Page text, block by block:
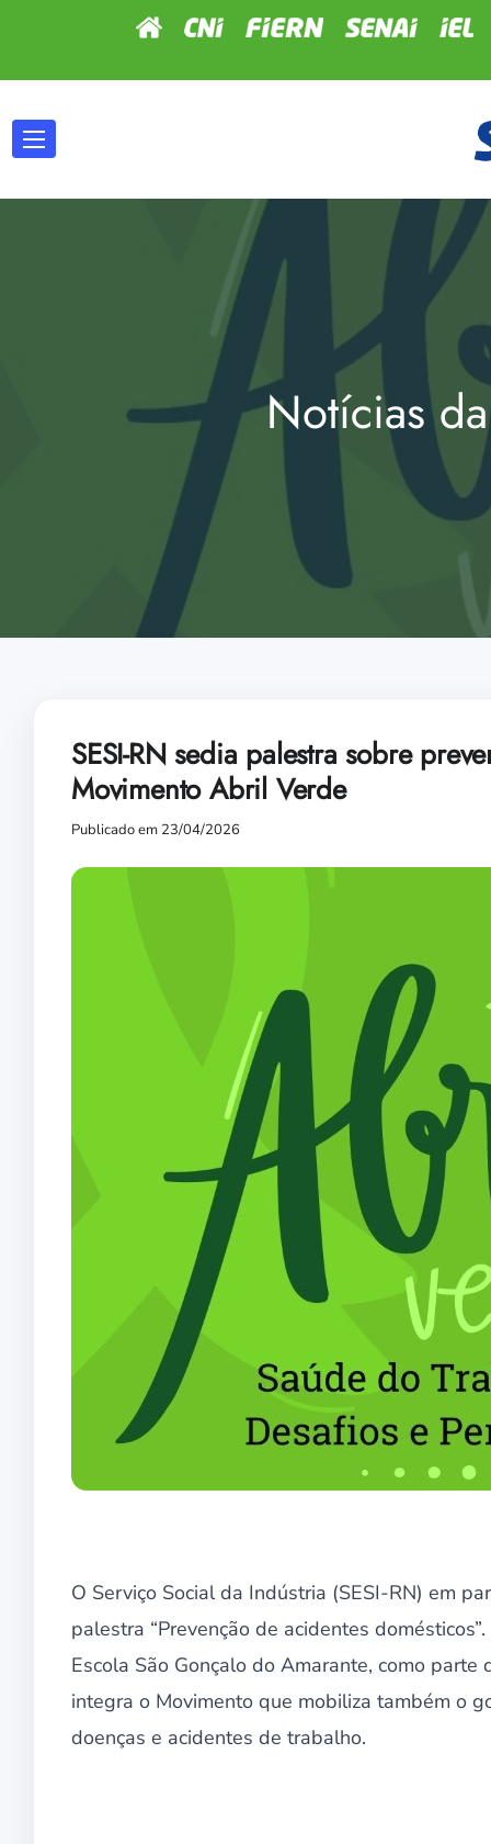
Notícias
SESI-RN sedia palestra sobre
Movimento Abril Verde
Publicado em 23/04/2026
O Serviço Social da Indústria (SESI-RN) em
palestra “Prevenção de acidentes
Escola São Gonçalo do Amarante, como parte
integra o Movimento que mobiliza também o
doenças e acidentes de trabalho.